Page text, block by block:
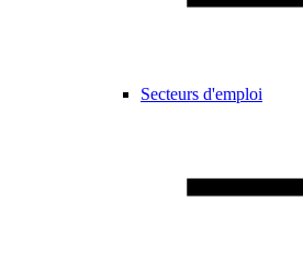
Secteurs d'emploi